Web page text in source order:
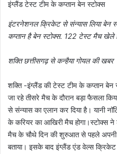
इंग्लैंड टेस्ट टीम के कप्तान बेन स्टोक्स
इंटरनेशनल क्रिकेट से संन्यास लिया बेन
कप्तान है बेन स्टोक्स. 122 टेस्ट मैच खेले
शक्ति छत्तीसगढ़ से कन्हैया गोयल की खबर
शक्ति -इंग्लैंड की टेस्ट टीम के कप्तान
जा रहे तीसरे मैच के दौरान बड़ा फैसला
से संन्यास का एलान कर दिया है। यानी
के करियर का आखिरी मैच होगा।स्टोक्स
मैच के चौथे दिन की शुरुआत से पहले अपनी
बताया। इसके बाद इंग्लैंड एंड वेल्स क्रिकेट